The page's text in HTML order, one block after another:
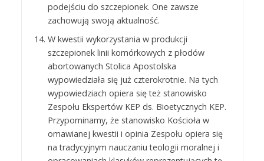
podejściu do szczepionek. One zawsze
zachowują swoją aktualność.
W kwestii wykorzystania w produkcji
szczepionek linii komórkowych z płodów
abortowanych Stolica Apostolska
wypowiedziała się już czterokrotnie. Na tych
wypowiedziach opiera się też stanowisko
Zespołu Ekspertów KEP ds. Bioetycznych KEP.
Przypominamy, że stanowisko Kościoła w
omawianej kwestii i opinia Zespołu opiera się
na tradycyjnym nauczaniu teologii moralnej i